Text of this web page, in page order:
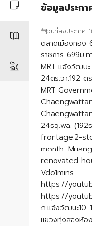
ข้อมูลประกา
วันที่ลงประกาศ
ตลาดเมืองทอง
ราชการ 699ม.
MRT แจ้งวัฒน
24ตร.วา.192 ต
MRT
24sq.wa.
frontage.2-
month.
renovated
Vdo1mins
https://
https://
ถ.แจ้งวัฒนะ10-
แขวงทุ่งสองห้อ